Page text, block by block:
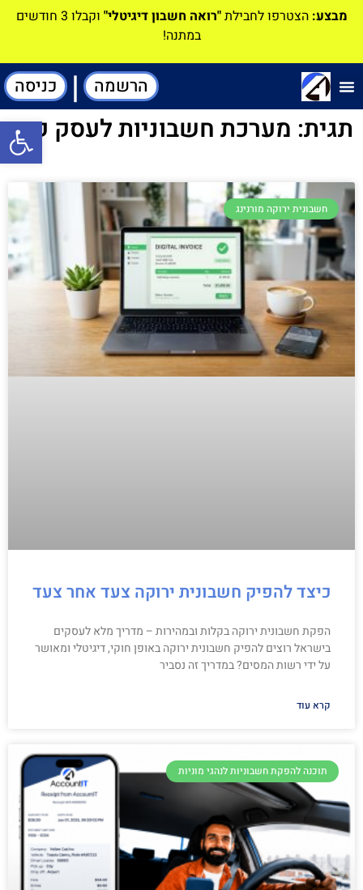
מבצע: הצטרפו לחבילת"רואה חשבון דיגיטלי"
וקבלו 3 חודשים
במתנה!
הרשמה | כניסה
תגית: מערכת חשבוניות לעסק קטן
חשבונית ירוקה מורנינג
כיצד להפיק חשבונית ירוקה צעד אחר צעד
הפקת חשבונית ירוקה בקלות ובמהירות – מדריך מלא לעסקים
בישראל רוצים להפיק חשבונית ירוקה באופן חוקי, דיגיטלי ומאושר
על ידי רשות המסים? במדריך זה נסביר
קרא עוד
תוכנה להפקת חשבוניות לנהגי מוניות
פתח